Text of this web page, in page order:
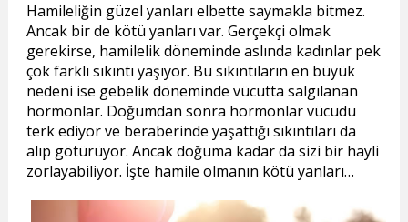
Hamileliğin güzel yanları elbette saymakla bitmez.
Ancak bir de kötü yanları var. Gerçekçi olmak
gerekirse, hamilelik döneminde aslında kadınlar pek
çok farklı sıkıntı yaşıyor. Bu sıkıntıların en büyük
nedeni ise gebelik döneminde vücutta salgılanan
hormonlar. Doğumdan sonra hormonlar vücudu
terk ediyor ve beraberinde yaşattığı sıkıntıları da
alıp götürüyor. Ancak doğuma kadar da sizi bir hayli
zorlayabiliyor. İşte hamile olmanın kötü yanları…